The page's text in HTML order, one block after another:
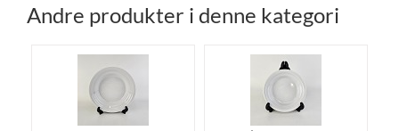
Andre produkter i denne kategori